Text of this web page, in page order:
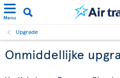
Menu
Upgrade
Onmiddellijke